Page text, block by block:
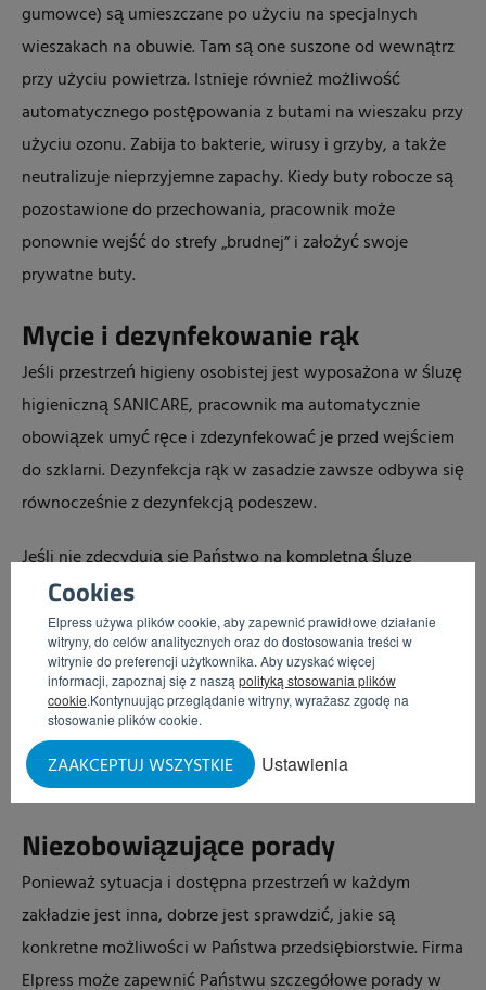
Cookies
Elpress używa plików cookie, aby zapewnić prawidłowe działanie
witryny, do celów analitycznych oraz do dostosowania treści w
witrynie do preferencji użytkownika. Aby uzyskać więcej
informacji, zapoznaj się z naszą polityką stosowania plików
cookie.Kontynuując przeglądanie witryny, wyrażasz zgodę na
stosowanie plików cookie.
Ustawienia
ZAAKCEPTUJ WSZYSTKIE
gumowce) są umieszczane po użyciu na specjalnych
wieszakach na obuwie. Tam są one suszone od wewnątrz
przy użyciu powietrza. Istnieje również możliwość
automatycznego postępowania z butami na wieszaku przy
użyciu ozonu. Zabija to bakterie, wirusy i grzyby, a także
neutralizuje nieprzyjemne zapachy. Kiedy buty robocze są
pozostawione do przechowania, pracownik może
ponownie wejść do strefy „brudnej” i założyć swoje
prywatne buty.
Mycie i dezynfekowanie rąk
Jeśli przestrzeń higieny osobistej jest wyposażona w śluzę
higieniczną SANICARE, pracownik ma automatycznie
obowiązek umyć ręce i zdezynfekować je przed wejściem
do szklarni. Dezynfekcja rąk w zasadzie zawsze odbywa się
równocześnie z dezynfekcją podeszew.
Jeśli nie zdecydują się Państwo na kompletną śluzę
higieniczną SANICARE – na przykład ze względu na jej
koszt, rozsądnym rozwiązaniem jest zastosowanie
ręcznego lub bezkontaktowego dozownika mydła –
najlepiej z bramką dostępową – w odległości kilku
metrów od umywalek. Czas potrzebny na przejście od
dozownika mydła do umywalek umożliwia zachowanie
odpowiedniego czasu reakcji mydła na rękach.
Niezobowiązujące porady
Ponieważ sytuacja i dostępna przestrzeń w każdym
zakładzie jest inna, dobrze jest sprawdzić, jakie są
konkretne możliwości w Państwa przedsiębiorstwie. Firma
Elpress może zapewnić Państwu szczegółowe porady w